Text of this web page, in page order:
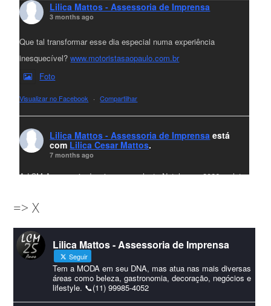
Lilica Mattos - Assessoria de Imprensa
3 months ago
Que tal transformar esse dia especial numa experiência
inesquecível?www.motoristasaopaulo.com.br
Foto
Visualizar no Facebook · Compartilhar
Lilica Mattos - Assessoria de Imprensa está
com Lilica Cesar Mattos.
7 months ago
A LCM Assessoria deseja um excelente Natal e um 2026 repleto
amigos que sempre nos acompanham!🎄✨🥂❤️
#lcmassessoriassessoria#natal #merrychristmas #felizanonovo
#HappyNewYear
Foto
Visualizar no Facebook · Compartilhar
=> X
Lilica Mattos - Assessoria de Imprensa
Seguir
Tem a MODA em seu DNA, mas atua nas mais diversas
áreas como beleza, gastronomia, decoração, negócios e
lifestyle. 📞(11) 99985-4052